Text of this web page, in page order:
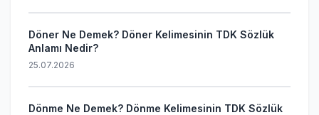
Döner Ne Demek? Döner Kelimesinin TDK Sözlük
Anlamı Nedir?
25.07.2026
Dönme Ne Demek? Dönme Kelimesinin TDK Sözlük